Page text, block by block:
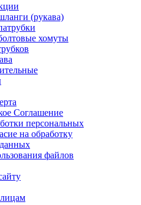
(рукава)
хомуты
Соглашение
персональных
на обработку
файлов